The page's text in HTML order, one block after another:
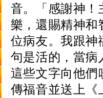
音。「感謝神！
樂，還賜精神和
位病友。我跟神
句是活的，當病
這些文字向他們
傳福音並送上《